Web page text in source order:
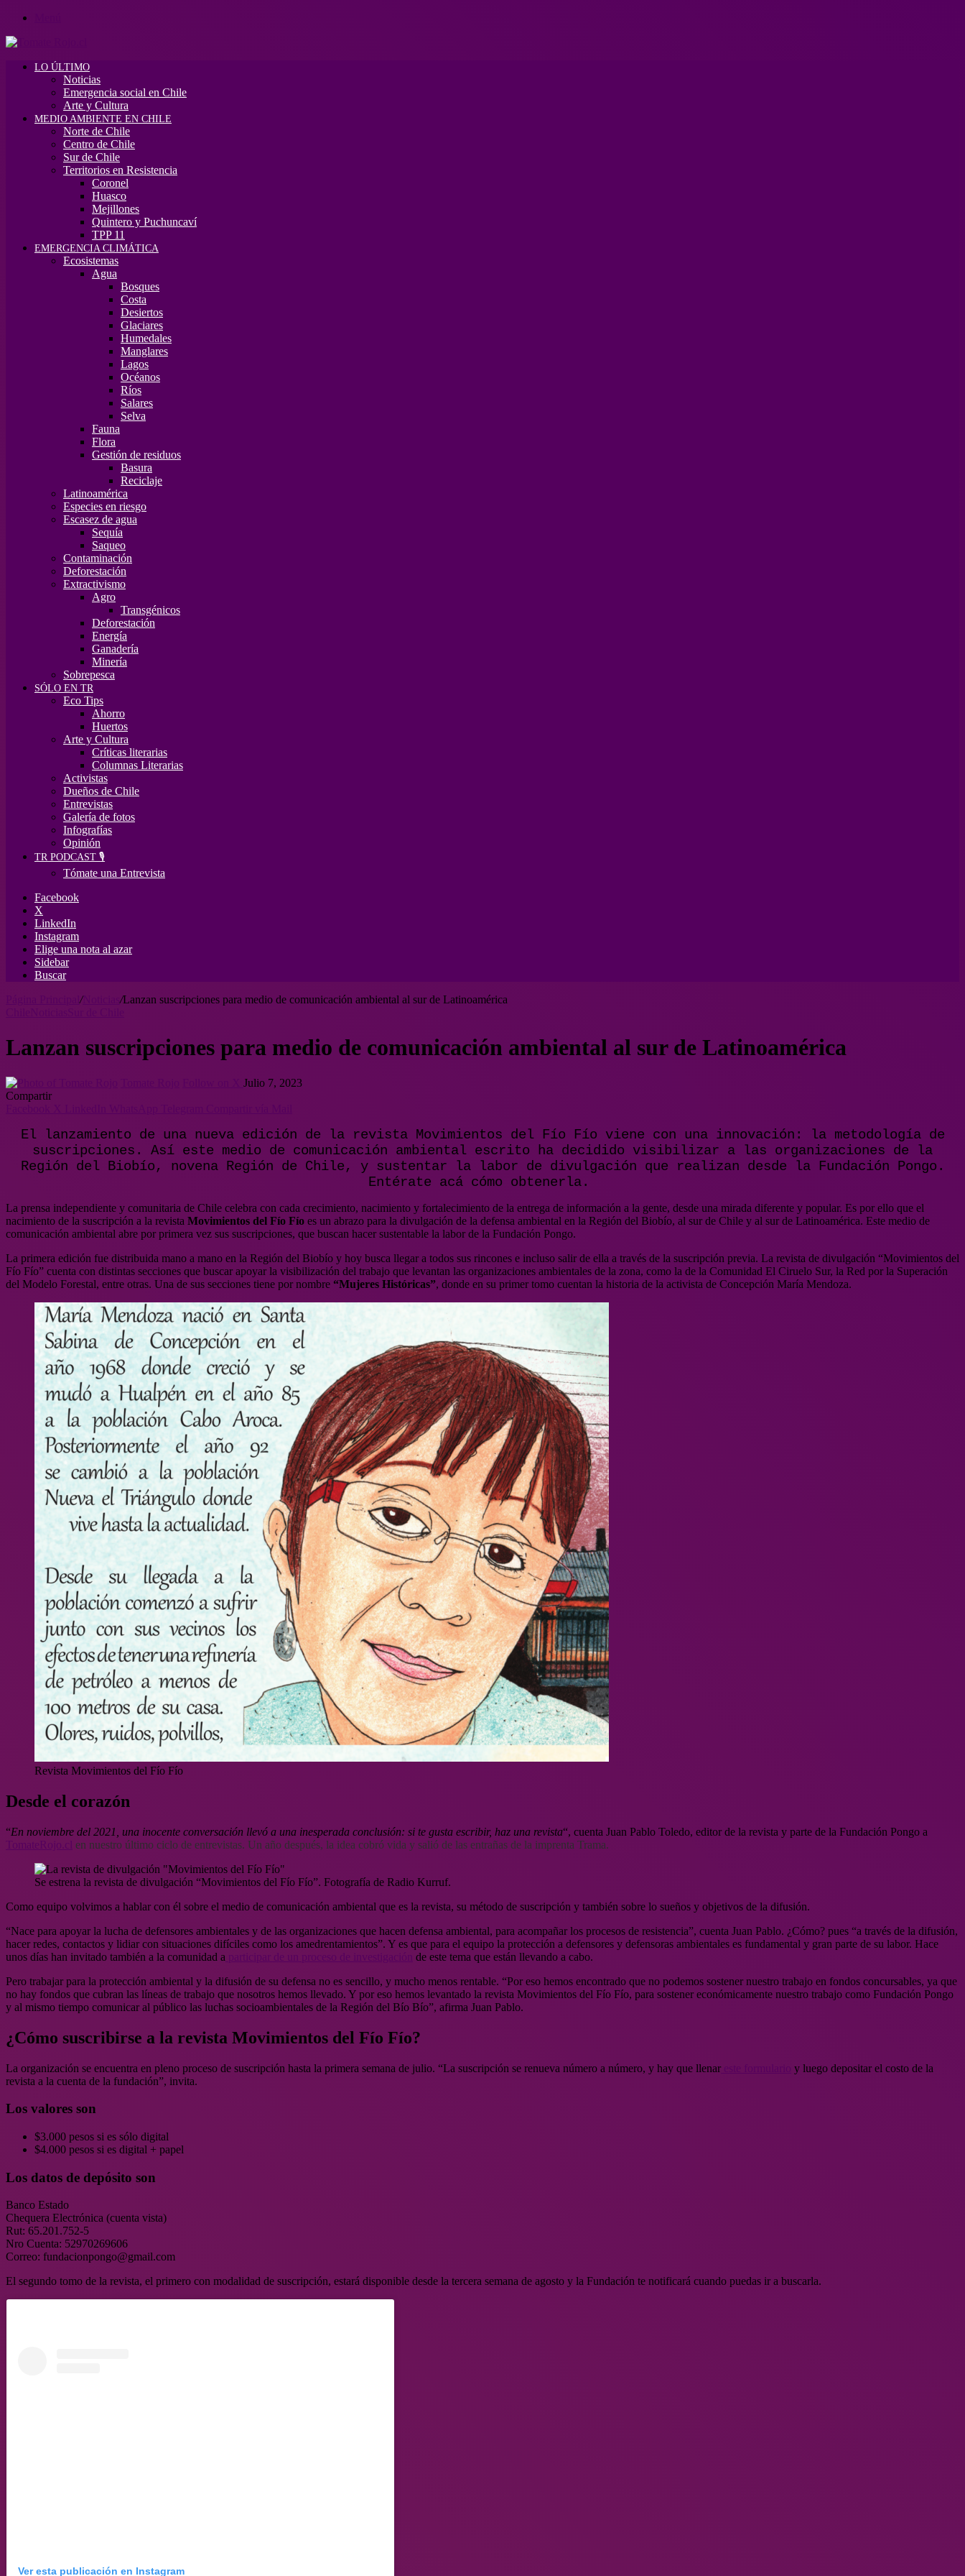
LO ÚLTIMO
Noticias
Emergencia social en Chile
Arte y Cultura
MEDIO AMBIENTE EN CHILE
Norte de Chile
Centro de Chile
Sur de Chile
Territorios en Resistencia
Coronel
Huasco
Mejillones
Quintero y Puchuncaví
TPP 11
EMERGENCIA CLIMÁTICA
Ecosistemas
Agua
Bosques
Costa
Desiertos
Glaciares
Humedales
Manglares
Lagos
Océanos
Ríos
Salares
Selva
Fauna
Flora
Gestión de residuos
Basura
Reciclaje
Latinoamérica
Especies en riesgo
Escasez de agua
Sequía
Saqueo
Contaminación
Deforestación
Extractivismo
Agro
Transgénicos
Deforestación
Energía
Ganadería
Minería
Sobrepesca
SÓLO EN TR
Eco Tips
Ahorro
Huertos
Arte y Cultura
Críticas literarias
Columnas Literarias
Activistas
Dueños de Chile
Entrevistas
Galería de fotos
Infografías
Opinión
TR PODCAST 🎙️
Tómate una Entrevista
Facebook
X
LinkedIn
Instagram
Elige una nota al azar
Sidebar
Buscar
/Noticias /Lanzan suscripciones para medio de comunicación ambiental al sur de Latinoamérica
Lanzan suscripciones para medio de comunicación ambiental al sur de Latinoamérica
Julio 7, 2023
Compartir
El lanzamiento de una nueva edición de la revista Movimientos del Fío Fío viene con una innovación: la metodología de
suscripciones. Así este medio de comunicación ambiental escrito ha decidido visibilizar a las organizaciones de la
Región del Biobío, novena Región de Chile, y sustentar la labor de divulgación que realizan desde la Fundación Pongo.
Entérate acá cómo obtenerla.
La prensa independiente y comunitaria de Chile celebra con cada crecimiento, nacimiento y fortalecimiento de la entrega de información a la gente, desde una mirada diferente y popular. Es por ello que el
nacimiento de la suscripción a la revista Movimientos del Fío Fío es un abrazo para la divulgación de la defensa ambiental en la Región del Biobío, al sur de Chile y al sur de Latinoamérica. Este medio de
comunicación ambiental abre por primera vez sus suscripciones, que buscan hacer sustentable la labor de la Fundación Pongo.
La primera edición fue distribuida mano a mano en la Región del Biobío y hoy busca llegar a todos sus rincones e incluso salir de ella a través de la suscripción previa. La revista de divulgación “Movimientos del
Fío Fío” cuenta con distintas secciones que buscar apoyar la visibilización del trabajo que levantan las organizaciones ambientales de la zona, como la de la Comunidad El Ciruelo Sur, la Red por la Superación
del Modelo Forestal, entre otras. Una de sus secciones tiene por nombre “Mujeres Históricas”, donde en su primer tomo cuentan la historia de la activista de Concepción María Mendoza.
Revista Movimientos del Fío Fío
Desde el corazón
“En noviembre del 2021, una inocente conversación llevó a una inesperada conclusión: si te gusta escribir, haz una revista“, cuenta Juan Pablo Toledo, editor de la revista y parte de la Fundación Pongo a
en nuestro último ciclo de entrevistas. Un año después, la idea cobró vida y salió de las entrañas de la imprenta Trama.
Se estrena la revista de divulgación “Movimientos del Fío Fío”. Fotografía de Radio Kurruf.
Como equipo volvimos a hablar con él sobre el medio de comunicación ambiental que es la revista, su método de suscripción y también sobre lo sueños y objetivos de la difusión.
“Nace para apoyar la lucha de defensores ambientales y de las organizaciones que hacen defensa ambiental, para acompañar los procesos de resistencia”, cuenta Juan Pablo. ¿Cómo? pues “a través de la difusión,
hacer redes, contactos y lidiar con situaciones difíciles como los amedrentamientos”. Y es que para el equipo la protección a defensores y defensoras ambientales es fundamental y gran parte de su labor. Hace
unos días han invitado también a la comunidad a
de este tema que están llevando a cabo.
Pero trabajar para la protección ambiental y la difusión de su defensa no es sencillo, y mucho menos rentable. “Por eso hemos encontrado que no podemos sostener nuestro trabajo en fondos concursables, ya que
no hay fondos que cubran las líneas de trabajo que nosotros hemos llevado. Y por eso hemos levantado la revista Movimientos del Fío Fío, para sostener económicamente nuestro trabajo como Fundación Pongo
y al mismo tiempo comunicar al público las luchas socioambientales de la Región del Bío Bío”, afirma Juan Pablo.
¿Cómo suscribirse a la revista Movimientos del Fío Fío?
La organización se encuentra en pleno proceso de suscripción hasta la primera semana de julio. “La suscripción se renueva número a número, y hay que llenar
y luego depositar el costo de la
revista a la cuenta de la fundación”, invita.
Los valores son
$3.000 pesos si es sólo digital
$4.000 pesos si es digital + papel
Los datos de depósito son
Banco Estado
Chequera Electrónica (cuenta vista)
Rut: 65.201.752-5
Nro Cuenta: 52970269606
Correo: fundacionpongo@gmail.com
El segundo tomo de la revista, el primero con modalidad de suscripción, estará disponible desde la tercera semana de agosto y la Fundación te notificará cuando puedas ir a buscarla.
Ver esta publicación en Instagram